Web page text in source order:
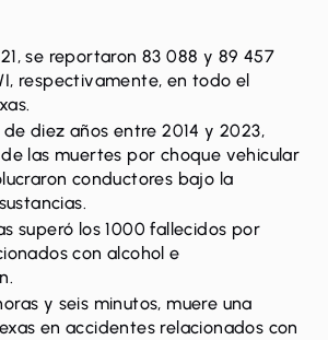
se reportaron 83 088 y 89 457
, respectivamente, en todo el
de diez años entre2014 y 2023,
de las muertes por choque vehicular
conductores bajo la
superó los 1000 fallecidos por
con alcohol e
y seis minutos, muere una
en accidentes relacionados con